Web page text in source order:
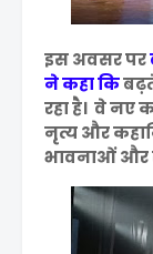
इस अवसर पर
ने कहा कि
रहा है। वे नए
नृत्य और
भावनाओं और